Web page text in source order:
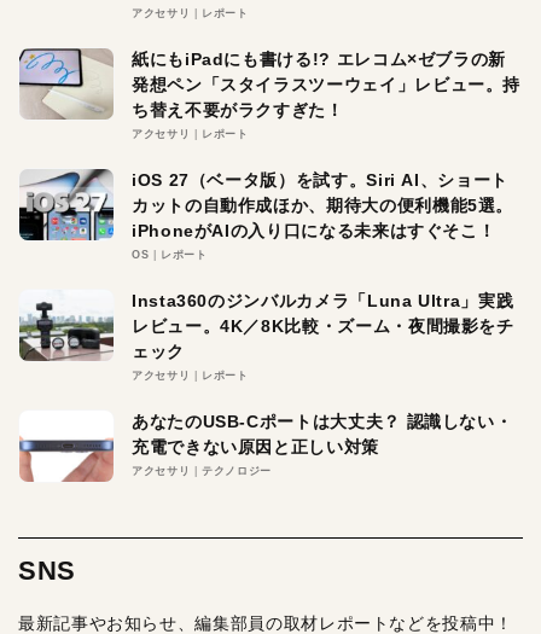
アクセサリ レポート
紙にもiPadにも書ける!? エレコム×ゼブラの新
発想ペン「スタイラスツーウェイ」レビュー。持
ち替え不要がラクすぎた！
アクセサリ レポート
iOS 27（ベータ版）を試す。Siri AI、ショート
カットの自動作成ほか、期待大の便利機能5選。
iPhoneがAIの入り口になる未来はすぐそこ！
OS レポート
Insta360のジンバルカメラ「Luna Ultra」実践
レビュー。4K／8K比較・ズーム・夜間撮影をチ
ェック
アクセサリ レポート
あなたのUSB-Cポートは大丈夫？ 認識しない・
充電できない原因と正しい対策
アクセサリ テクノロジー
SNS
最新記事やお知らせ、編集部員の取材レポートなどを投稿中！